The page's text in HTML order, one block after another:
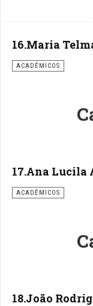
16.Maria
ACADÊMICOS
17.Ana Lucila
ACADÊMICOS
18.João